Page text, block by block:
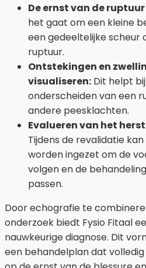
De ernst van de
het gaat om een kleine
een gedeeltelijke scheur
ruptuur.
Ontstekingen en
visualiseren: Dit helpt
onderscheiden van een
andere peesklachten.
Evalueren van het
Tijdens de revalidatie
worden ingezet om de
volgen en de
passen.
Door echografie te
onderzoek biedt Fysio Fitaal
nauwkeurige diagnose. Dit
een behandelplan dat